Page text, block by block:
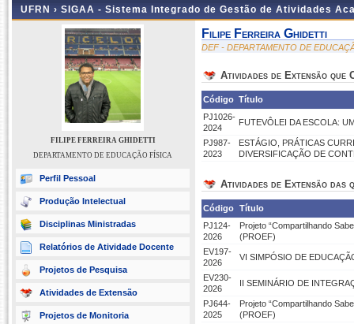
UFRN › SIGAA - Sistema Integrado de Gestão de Atividades
FILIPE FERREIRA GHIDETTI
DEPARTAMENTO DE EDUCAÇÃO FÍSICA
Perfil Pessoal
Produção Intelectual
Disciplinas Ministradas
Relatórios de Atividade Docente
Projetos de Pesquisa
Atividades de Extensão
Projetos de Monitoria
Filipe Ferreira Ghidetti
DEF - DEPARTAMENTO DE
Atividades de Extensão que
Código Título
PJ1026-
2024
FUTEVÔLEI DA ESCOLA:
PJ987-
2023
ESTÁGIO, PRÁTICAS
DIVERSIFICAÇÃO DE
Atividades de Extensão das
Código Título
PJ124-
2026
Projeto “Compartilhando
(PROEF)
EV197-
2026
VI SIMPÓSIO DE
EV230-
2026
II SEMINÁRIO DE
PJ644-
2025
Projeto “Compartilhando
(PROEF)